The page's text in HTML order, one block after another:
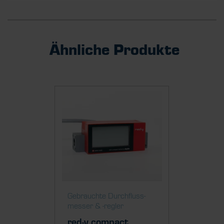
Ähnliche Produkte
Gebrauchte Durch­fluss­
messer & ­-regler